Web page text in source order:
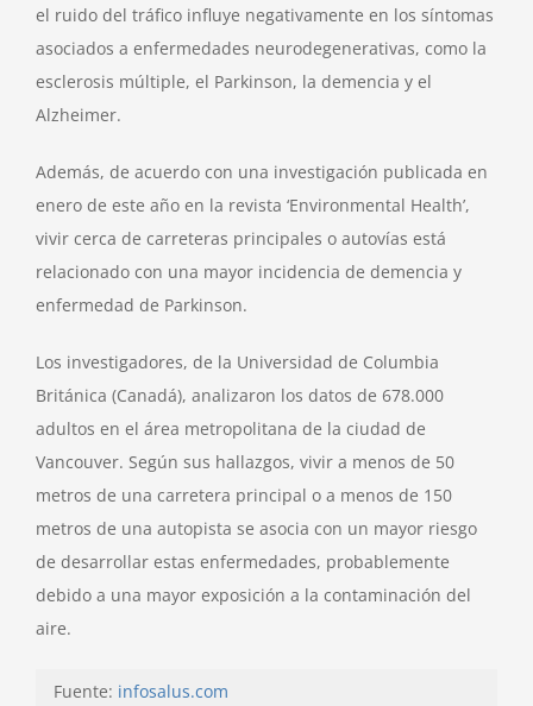
el ruido del tráfico influye negativamente en los síntomas
asociados a enfermedades neurodegenerativas, como la
esclerosis múltiple, el Parkinson, la demencia y el
Alzheimer.
Además, de acuerdo con una investigación publicada en
enero de este año en la revista ‘Environmental Health’,
vivir cerca de carreteras principales o autovías está
relacionado con una mayor incidencia de demencia y
enfermedad de Parkinson.
Los investigadores, de la Universidad de Columbia
Británica (Canadá), analizaron los datos de 678.000
adultos en el área metropolitana de la ciudad de
Vancouver. Según sus hallazgos, vivir a menos de 50
metros de una carretera principal o a menos de 150
metros de una autopista se asocia con un mayor riesgo
de desarrollar estas enfermedades, probablemente
debido a una mayor exposición a la contaminación del
aire.
Fuente: infosalus.com